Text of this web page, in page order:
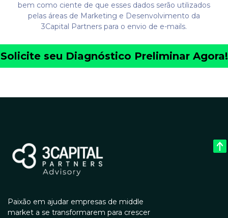
bem como ciente de que esses dados serão utilizados
pelas áreas de Marketing e Desenvolvimento da
3Capital Partners para o envio de e-mails.
Paixão em ajudar empresas de middle
market a se transformarem para crescer